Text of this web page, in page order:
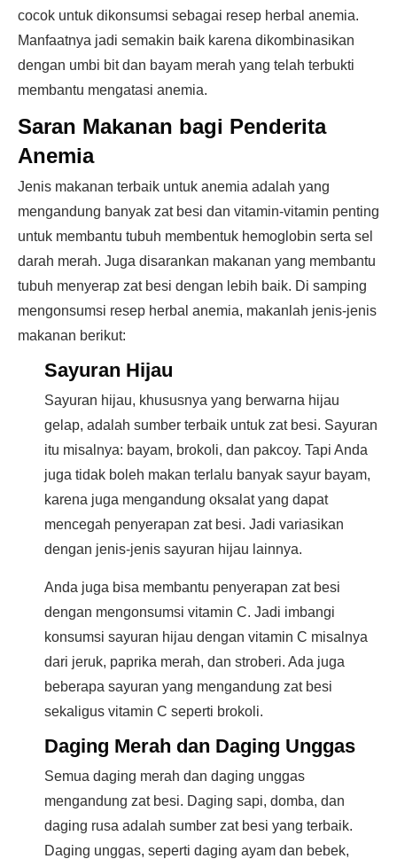
cocok untuk dikonsumsi sebagai resep herbal anemia.
Manfaatnya jadi semakin baik karena dikombinasikan
dengan umbi bit dan bayam merah yang telah terbukti
membantu mengatasi anemia.
Saran Makanan bagi Penderita
Anemia
Jenis makanan terbaik untuk anemia adalah yang
mengandung banyak zat besi dan vitamin-vitamin penting
untuk membantu tubuh membentuk hemoglobin serta sel
darah merah. Juga disarankan makanan yang membantu
tubuh menyerap zat besi dengan lebih baik. Di samping
mengonsumsi resep herbal anemia, makanlah jenis-jenis
makanan berikut:
Sayuran Hijau
Sayuran hijau, khususnya yang berwarna hijau
gelap, adalah sumber terbaik untuk zat besi. Sayuran
itu misalnya: bayam, brokoli, dan pakcoy. Tapi Anda
juga tidak boleh makan terlalu banyak sayur bayam,
karena juga mengandung oksalat yang dapat
mencegah penyerapan zat besi. Jadi variasikan
dengan jenis-jenis sayuran hijau lainnya.
Anda juga bisa membantu penyerapan zat besi
dengan mengonsumsi vitamin C. Jadi imbangi
konsumsi sayuran hijau dengan vitamin C misalnya
dari jeruk, paprika merah, dan stroberi. Ada juga
beberapa sayuran yang mengandung zat besi
sekaligus vitamin C seperti brokoli.
Daging Merah dan Daging Unggas
Semua daging merah dan daging unggas
mengandung zat besi. Daging sapi, domba, dan
daging rusa adalah sumber zat besi yang terbaik.
Daging unggas, seperti daging ayam dan bebek,